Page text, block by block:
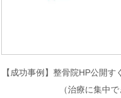
【成功事例】整骨院HP公開
（治療に集中で